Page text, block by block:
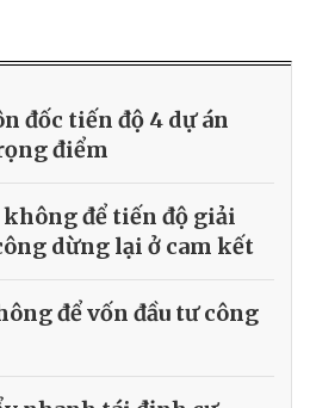
đốc tiến độ 4 dự án
điểm
để tiến độ giải
dừng lại ở cam kết
để vốn đầu tư công